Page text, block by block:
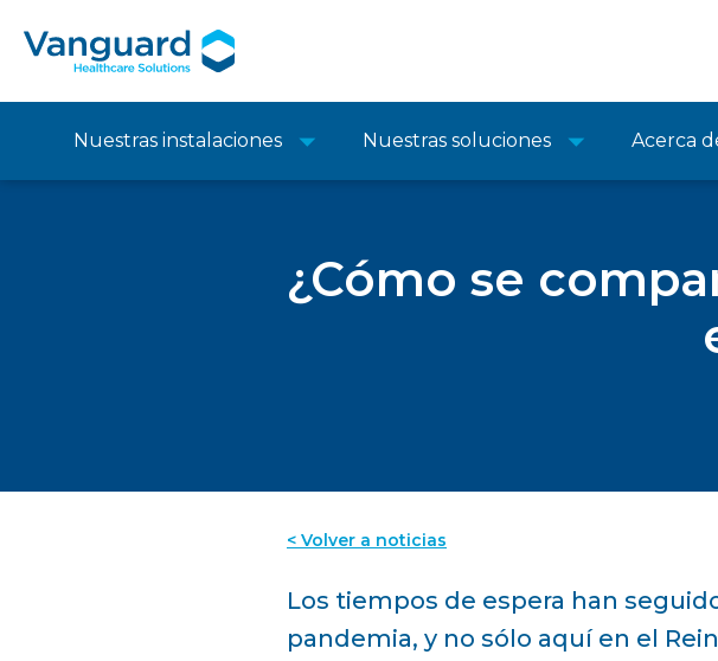
Nuestras instalaciones Nuestras soluciones Acerca
¿Cómo se
< Volver a noticias
Los tiempos de espera han
pandemia, y no sólo aquí en el